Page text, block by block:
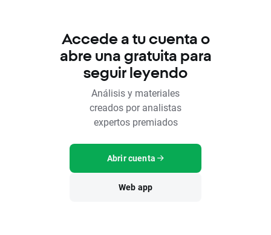
Accede a tu cuenta o
abre una gratuita para
seguir leyendo
Análisis y materiales
creados por analistas
expertos premiados
Abrir cuenta
Web app